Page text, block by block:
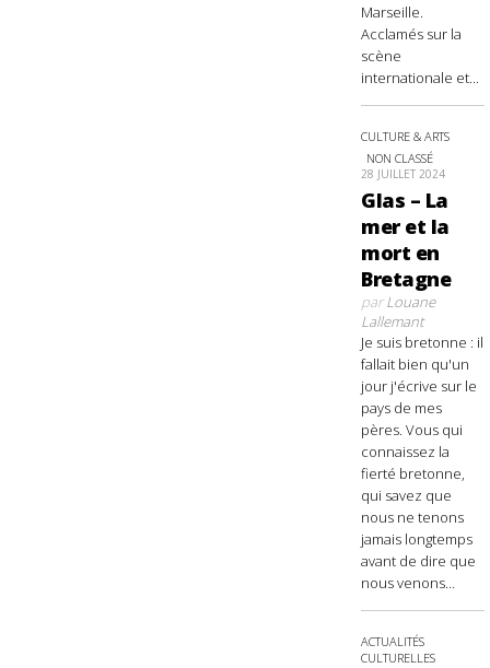
Marseille.
Acclamés sur la
scène
internationale et...
CULTURE & ARTS
NON CLASSÉ
28 JUILLET 2024
Glas – La
mer et la
mort en
Bretagne
parLouane
Lallemant
Je suis bretonne : il
fallait bien qu'un
jour j'écrive sur le
pays de mes
pères. Vous qui
connaissez la
fierté bretonne,
qui savez que
nous ne tenons
jamais longtemps
avant de dire que
nous venons...
ACTUALITÉS
CULTURELLES